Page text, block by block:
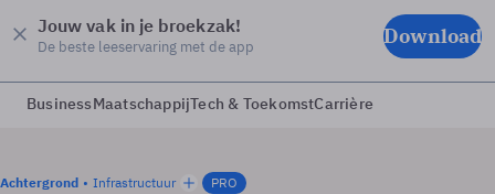
Jouw vak in je broekzak!
De beste leeservaring met de app Download
BusinessMaatschappijTech & ToekomstCarrière
Achtergrond Infrastructuur
PRO